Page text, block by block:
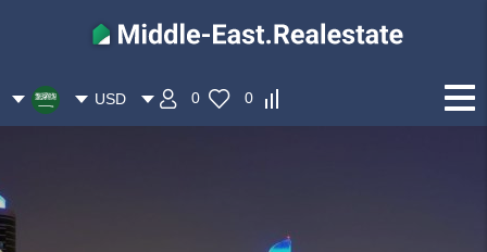
0
0
USD